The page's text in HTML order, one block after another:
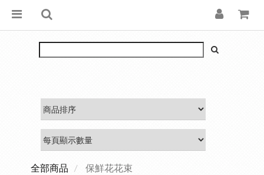
全部商品 保鮮花花束